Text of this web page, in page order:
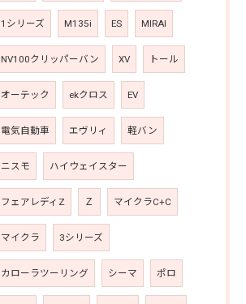
1シリーズ M135i ES MIRAI
NV100クリッパーバン XV トール
オーテック ekクロス EV
電気自動車 エヴリィ 軽バン
ニスモ ハイウェイスター
フェアレディZ Ｚ マイクラC+C
マイクラ 3シリーズ
カローラツーリング シーマ ポロ